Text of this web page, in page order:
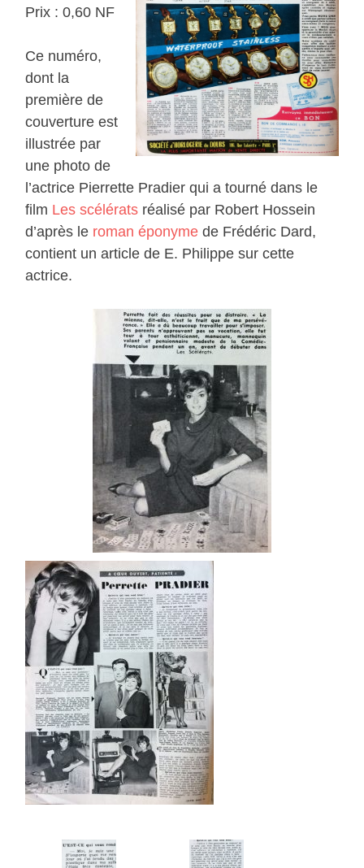
Prix : 0,60 NF
Ce numéro,
dont la
première de
couverture est
illustrée par
une photo de
l’actrice Pierrette Pradier qui a tourné dans le
film Les scélérats réalisé par Robert Hossein
d’après le roman éponyme de Frédéric Dard,
contient un article de E. Philippe sur cette
actrice.